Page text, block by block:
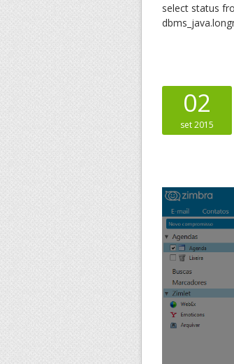
select status
02
set 2015